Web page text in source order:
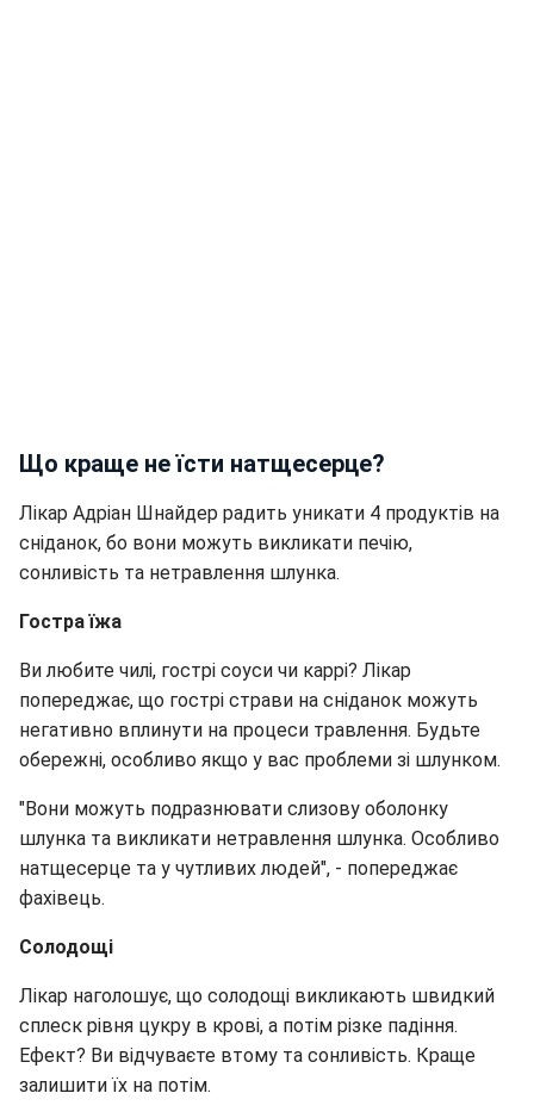
Що краще не їсти натщесерце?
Лікар Адріан Шнайдер радить уникати 4 продуктів на
сніданок, бо вони можуть викликати печію,
сонливість та нетравлення шлунка.
Гостра їжа
Ви любите чилі, гострі соуси чи каррі? Лікар
попереджає, що гострі страви на сніданок можуть
негативно вплинути на процеси травлення. Будьте
обережні, особливо якщо у вас проблеми зі шлунком.
"Вони можуть подразнювати слизову оболонку
шлунка та викликати нетравлення шлунка. Особливо
натщесерце та у чутливих людей", - попереджає
фахівець.
Солодощі
Лікар наголошує, що солодощі викликають швидкий
сплеск рівня цукру в крові, а потім різке падіння.
Ефект? Ви відчуваєте втому та сонливість. Краще
залишити їх на потім.